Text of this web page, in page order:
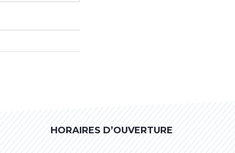
HORAIRES D’OUVERTURE